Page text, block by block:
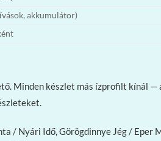
akkumulátor)
Minden készlet más ízprofilt kínál
/ Nyári Idő, Görögdinnye Jég /